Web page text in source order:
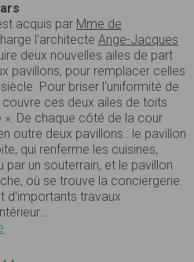
acquis par Mme de
l'architecte Ange-Jacques
deux nouvelles ailes de part
pavillons, pour remplacer celles
Pour briser l'uniformité de
ces deux ailes de toits
». De chaque côté de la cour
outre deux pavillons : le pavillon
qui renferme les cuisines,
par un souterrain, et le pavillon
où se trouve la conciergerie.
d'importants travaux